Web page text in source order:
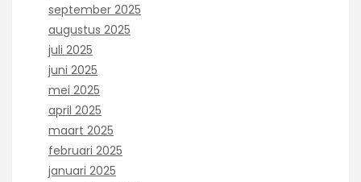
september 2025
augustus 2025
juli 2025
juni 2025
mei 2025
april 2025
maart 2025
februari 2025
januari 2025